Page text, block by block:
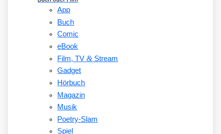
App
Buch
Comic
eBook
Film, TV&Stream
Gadget
Hörbuch
Magazin
Musik
Poetry-Slam
Spiel